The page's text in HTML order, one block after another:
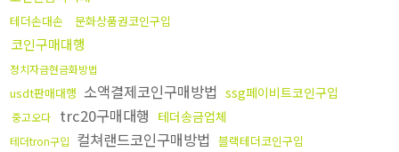
테더손대손 문화상품권코인구입
코인구매대행
정치자금현금화방법
usdt판매대행 소액결제코인구매방법 ssg페이비트코인구입
중고오다 trc20구매대행 테더송금업체
테더tron구입 컬쳐랜드코인구매방법 블랙테더코인구입